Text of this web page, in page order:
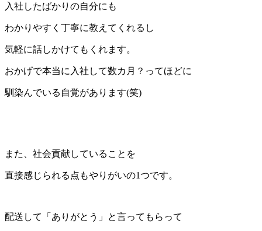
入社したばかりの自分にも
わかりやすく丁寧に教えてくれるし
気軽に話しかけてもくれます。
おかげで本当に入社して数カ月？ってほどに
馴染んでいる自覚があります(笑)
また、社会貢献していることを
直接感じられる点もやりがいの1つです。
配送して「ありがとう」と言ってもらって